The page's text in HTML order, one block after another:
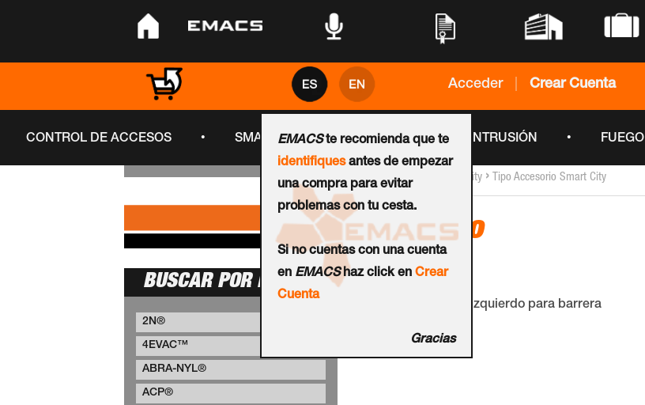
•
Acceder Crear Cuenta
EMACSte recomienda que te
identifiquesantes de empezar
una compra para evitar
problemas con tu cesta.
Si no cuentas con una cuenta
en EMACShaz click enCrear
Cuenta
Gracias
CONTROL DE ACCESOS • SMART CITY • CCTV • INTRUSIÓN • FUEGO
BUSCAR POR MARCA
2N®
4EVAC™
ABRA-NYL®
ACP®
Inicio › Accesorios_Smartcity › Tipo Accesorio Smart City
Accesorio
Ref.: E/0832/121
Fin de carrera doble izquierdo para barrera